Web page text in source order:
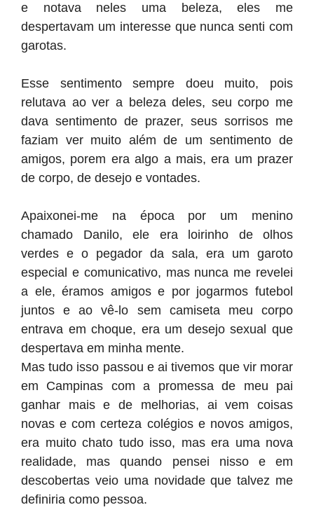
e notava neles uma beleza, eles me
despertavam um interesse que nunca senti com
garotas.
Esse sentimento sempre doeu muito, pois
relutava ao ver a beleza deles, seu corpo me
dava sentimento de prazer, seus sorrisos me
faziam ver muito além de um sentimento de
amigos, porem era algo a mais, era um prazer
de corpo, de desejo e vontades.
Apaixonei-me na época por um menino
chamado Danilo, ele era loirinho de olhos
verdes e o pegador da sala, era um garoto
especial e comunicativo, mas nunca me revelei
a ele, éramos amigos e por jogarmos futebol
juntos e ao vê-lo sem camiseta meu corpo
entrava em choque, era um desejo sexual que
despertava em minha mente.
Mas tudo isso passou e ai tivemos que vir morar
em Campinas com a promessa de meu pai
ganhar mais e de melhorias, ai vem coisas
novas e com certeza colégios e novos amigos,
era muito chato tudo isso, mas era uma nova
realidade, mas quando pensei nisso e em
descobertas veio uma novidade que talvez me
definiria como pessoa.